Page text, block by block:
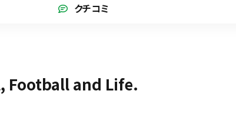
クチコミ
Football and Life.